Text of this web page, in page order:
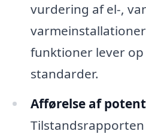
vurdering af el-,
funktioner lever
standarder.
Afførelse af